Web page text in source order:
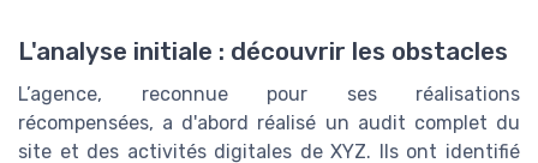
L'analyse initiale : découvrir les obstacles
L’agence, reconnue pour ses réalisations
récompensées, a d'abord réalisé un audit complet du
site et des activités digitales de XYZ. Ils ont identifié